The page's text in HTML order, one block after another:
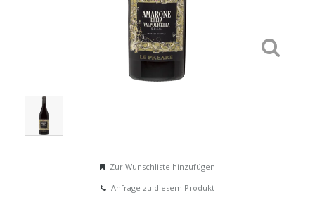
Zur Wunschliste hinzufügen
Anfrage zu diesem Produkt